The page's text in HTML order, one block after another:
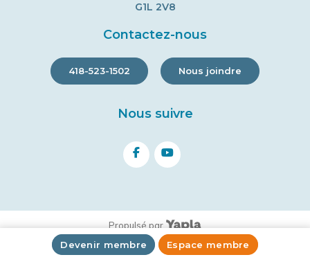
Devenir membre Espace membre
G1L 2V8
Contactez-nous
418-523-1502 Nous joindre
Nous suivre
facebookyoutube
Propulsé par